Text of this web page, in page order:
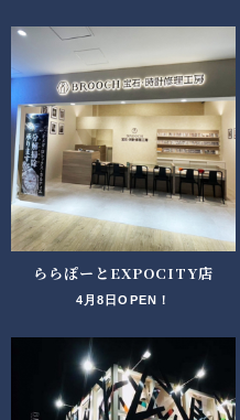
ららぽーとEXPOCITY店
4月8日OPEN！